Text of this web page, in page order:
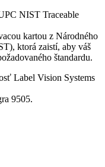
NIST Traceable
kartou z Národného
ktorá zaistí, aby váš
štandardu.
Label Vision Systems
9505.